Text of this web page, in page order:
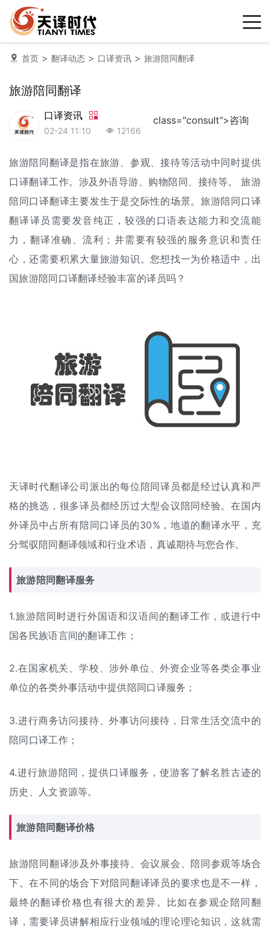
首页 > 翻译动态 > 口译资讯 > 旅游陪同翻译
旅游陪同翻译
口译资讯
02-24 11:10 12166
class="consult">咨询
旅游陪同翻译是指在旅游、参观、接待等活动中同时提供
口译翻译工作。涉及外语导游、购物陪同、接待等。 旅游
陪同口译翻译主要发生于是交际性的场景。旅游陪同口译
翻译译员需要发音纯正，较强的口语表达能力和交流能
力，翻译准确、流利；并需要有较强的服务意识和责任
心，还需要积累大量旅游知识。您想找一为价格适中，出
国旅游陪同口译翻译经验丰富的译员吗？
天译时代翻译公司派出的每位陪同译员都是经过认真和严
格的挑选，很多译员都经历过大型会议陪同经验。在国内
外译员中占所有陪同口译员的30%，地道的翻译水平，充
分驾驭陪同翻译领域和行业术语，真诚期待与您合作。
旅游陪同翻译服务
1.旅游陪同时进行外国语和汉语间的翻译工作，或进行中
国各民族语言间的翻译工作；
2.在国家机关、学校、涉外单位、外资企业等各类企事业
单位的各类外事活动中提供陪同口译服务；
3.进行商务访问接待、外事访问接待，日常生活交流中的
陪同口译工作；
4.进行旅游陪同，提供口译服务，使游客了解名胜古迹的
历史、人文资源等。
旅游陪同翻译价格
旅游陪同翻译涉及外事接待、会议展会、陪同参观等场合
下。在不同的场合下对陪同翻译译员的要求也是不一样，
最终的翻译价格也有很大的差异。比如在参观企陪同翻
译，需要译员讲解相应行业领域的理论理论知识，这就需